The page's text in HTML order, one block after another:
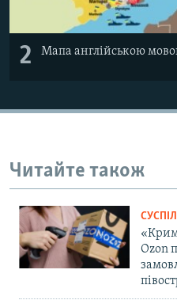
2 Мапа англійською
Читайте також
«Крим
Ozon